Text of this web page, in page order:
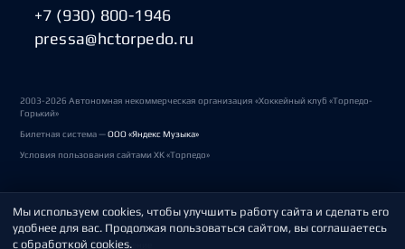
+7 (930) 800-1946
pressa@hctorpedo.ru
2003-2026 Автономная некоммерческая организация «Хоккейный клуб «Торпедо-
Горький»
Билетная система —ООО «Яндекс Музыка»
Условия пользования сайтами ХК «Торпедо»
Политика обработки персональных данных
Пользовательское соглашение
Мы используем cookies, чтобы улучшить работу сайта и сделать его
удобнее для вас. Продолжая пользоваться сайтом, вы соглашаетесь
с обработкой cookies.